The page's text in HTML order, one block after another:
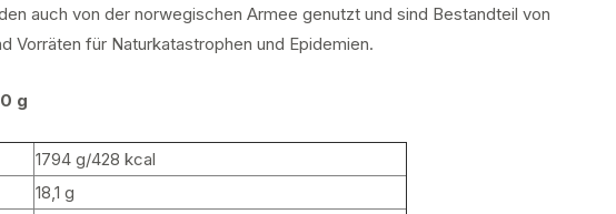
auch von der norwegischen Armee genutzt und sind Bestandteil von
Vorräten für Naturkatastrophen und Epidemien.
g
1794 g/428 kcal
18,1 g